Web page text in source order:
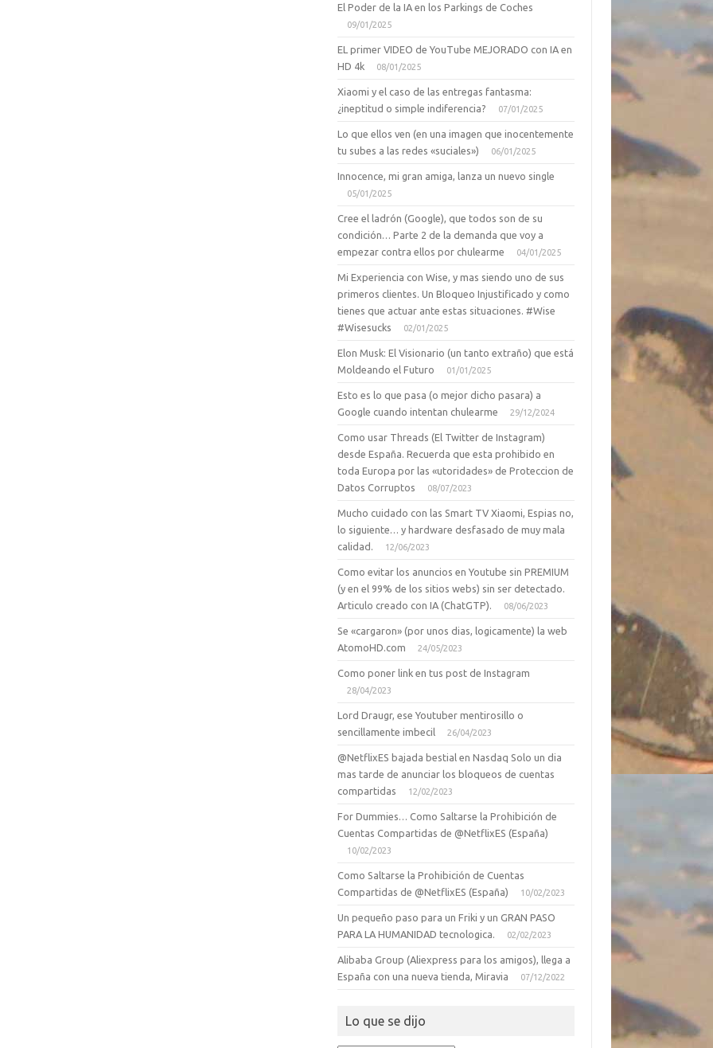
El Poder de la IA en los Parkings de Coches
09/01/2025
EL primer VIDEO de YouTube MEJORADO con IA en
HD 4k
08/01/2025
Xiaomi y el caso de las entregas fantasma:
¿ineptitud o simple indiferencia?
07/01/2025
Lo que ellos ven (en una imagen que inocentemente
tu subes a las redes «suciales»)
06/01/2025
Innocence, mi gran amiga, lanza un nuevo single
05/01/2025
Cree el ladrón (Google), que todos son de su
condición… Parte 2 de la demanda que voy a
empezar contra ellos por chulearme
04/01/2025
Mi Experiencia con Wise, y mas siendo uno de sus
primeros clientes. Un Bloqueo Injustificado y como
tienes que actuar ante estas situaciones. #Wise
#Wisesucks
02/01/2025
Elon Musk: El Visionario (un tanto extraño) que está
Moldeando el Futuro
01/01/2025
Esto es lo que pasa (o mejor dicho pasara) a
Google cuando intentan chulearme
29/12/2024
Como usar Threads (El Twitter de Instagram)
desde España. Recuerda que esta prohibido en
toda Europa por las «utoridades» de Proteccion de
Datos Corruptos
08/07/2023
Mucho cuidado con las Smart TV Xiaomi, Espias no,
lo siguiente… y hardware desfasado de muy mala
calidad.
12/06/2023
Como evitar los anuncios en Youtube sin PREMIUM
(y en el 99% de los sitios webs) sin ser detectado.
Articulo creado con IA (ChatGTP).
08/06/2023
Se «cargaron» (por unos dias, logicamente) la web
AtomoHD.com
24/05/2023
Como poner link en tus post de Instagram
28/04/2023
Lord Draugr, ese Youtuber mentirosillo o
sencillamente imbecil
26/04/2023
@NetflixES bajada bestial en Nasdaq Solo un dia
mas tarde de anunciar los bloqueos de cuentas
compartidas
12/02/2023
For Dummies… Como Saltarse la Prohibición de
Cuentas Compartidas de @NetflixES (España)
10/02/2023
Como Saltarse la Prohibición de Cuentas
Compartidas de @NetflixES (España)
10/02/2023
Un pequeño paso para un Friki y un GRAN PASO
PARA LA HUMANIDAD tecnologica.
02/02/2023
Alibaba Group (Aliexpress para los amigos), llega a
España con una nueva tienda, Miravia
07/12/2022
Lo que se dijo